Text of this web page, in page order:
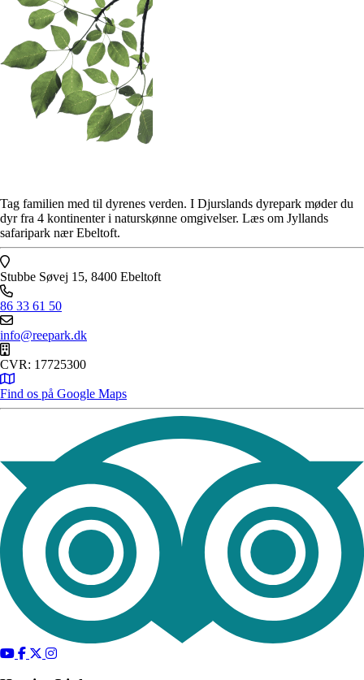
Tag familien med til dyrenes verden. I Djurslands dyrepark møder du
dyr fra 4 kontinenter i naturskønne omgivelser. Læs om Jyllands
safaripark nær Ebeltoft.
Stubbe Søvej 15, 8400 Ebeltoft
86 33 61 50
info@reepark.dk
CVR: 17725300
Find os på Google Maps